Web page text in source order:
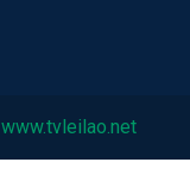
www.tvleilao.net